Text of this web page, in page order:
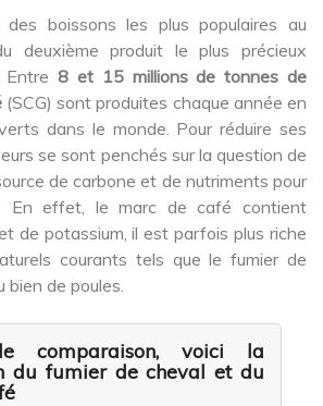
boissons les plus populaires au
deuxième produit le plus précieux
Entre8 et 15 millions de tonnes de
(SCG) sont produites chaque année en
dans le monde. Pour réduire ses
se sont penchés sur la question de
de carbone et de nutriments pour
En effet, le marc de café contient
de potassium, il est parfois plus riche
courants tels que le fumier de
de poules.
comparaison, voici la
du fumier de cheval et du